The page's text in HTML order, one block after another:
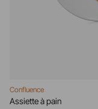
Confluence
Assiette à pain